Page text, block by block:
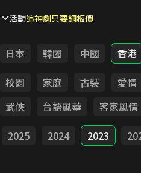
活動追神劇只要銅板價
日本 韓國 中國 香港
校園 家庭 古裝 愛情
武俠 台語風華 客家風情
2025 2024 2023